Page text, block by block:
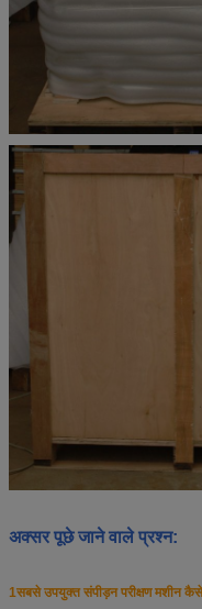
अक्सर पूछे जाने वाले प्रश्न:
1सबसे उपयुक्त संपीड़न परीक्षण मशीन